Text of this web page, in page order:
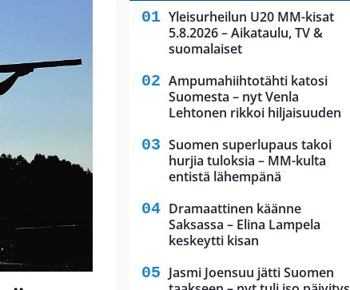
Yleisurheilun U20 MM-kisat
5.8.2026 – Aikataulu, TV &
suomalaiset
Ampumahiihtotähti katosi
Suomesta – nyt Venla
Lehtonen rikkoi hiljaisuuden
Suomen superlupaus takoi
hurjia tuloksia – MM-kulta
entistä lähempänä
Dramaattinen käänne
Saksassa – Elina Lampela
keskeytti kisan
Jasmi Joensuu jätti Suomen